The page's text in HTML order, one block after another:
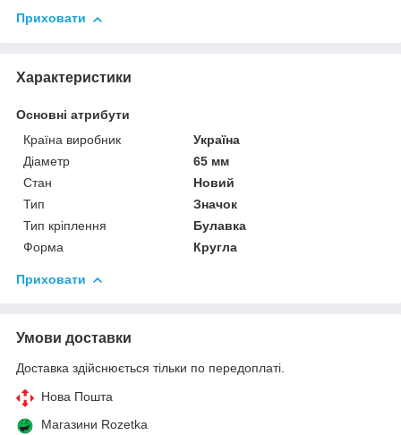
Приховати
Характеристики
Основні атрибути
Країна виробник
Україна
Діаметр
65 мм
Стан
Новий
Тип
Значок
Тип кріплення
Булавка
Форма
Кругла
Приховати
Умови доставки
Доставка здійснюється тільки по передоплаті.
Нова Пошта
Магазини Rozetka